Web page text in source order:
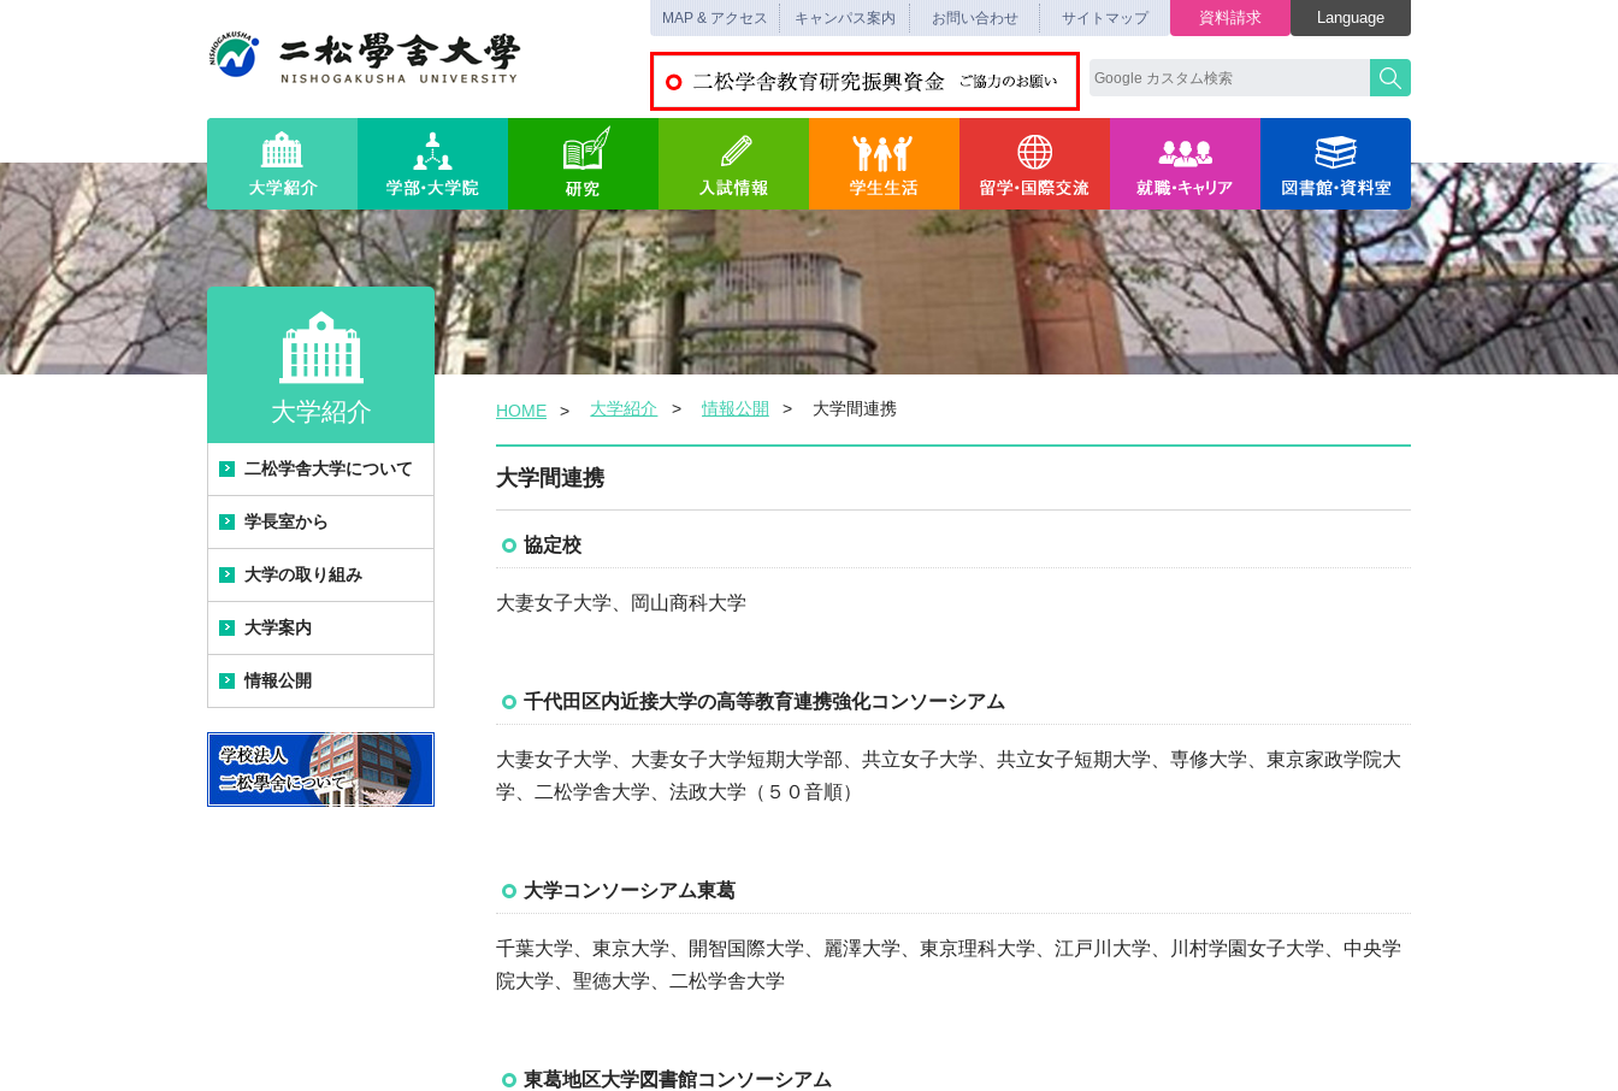
資料請求 Language
MAP & アクセス キャンパス案内 お問い合わせ サイトマップ
大学紹介 HOME 大学紹介 情報公開 大学間連携
大学間連携
協定校
大妻女子大学、岡山商科大学
千代田区内近接大学の高等教育連携強化コンソーシアム
大妻女子大学、大妻女子大学短期大学部、共立女子大学、共立女子短期大学、専修大学、東京家政学院大
学、二松学舎大学、法政大学（５０音順）
大学コンソーシアム東葛
千葉大学、東京大学、開智国際大学、麗澤大学、東京理科大学、江戸川大学、川村学園女子大学、中央学
院大学、聖徳大学、二松学舎大学
東葛地区大学図書館コンソーシアム
二松学舎大学について
建学の精神
大学の教育研究上の目的
二松学舎列伝
学長室から
学長メッセージ
学長プロフィール
歴代の学長
大学の取り組み
(公財)大学基準協会による
相互評価ならびに認証評
価結果について
アセスメントプラン
研究活動における不正行
大学案内
キャンパス案内
新九段キャンパス完成ま
での歩み
情報公開
情報公開のトップ
大学の教育研究上の目的